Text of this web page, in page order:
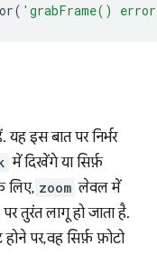
( 'grabFrame()
इस बात पर निर्भर
में दिखेंगे या सिर्फ़
लिए, zoom लेवल में
पर तुरंत लागू हो जाता है.
पर, वह सिर्फ़ फ़ोटो